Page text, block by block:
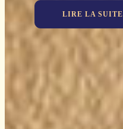
LIRE LA SUITE